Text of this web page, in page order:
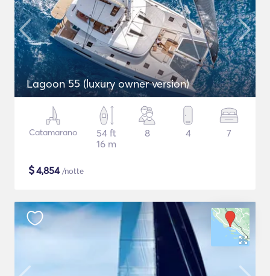
Lagoon 55 (luxury owner version)
Catamarano
54 ft
16 m
8 4 7
$4,854/notte